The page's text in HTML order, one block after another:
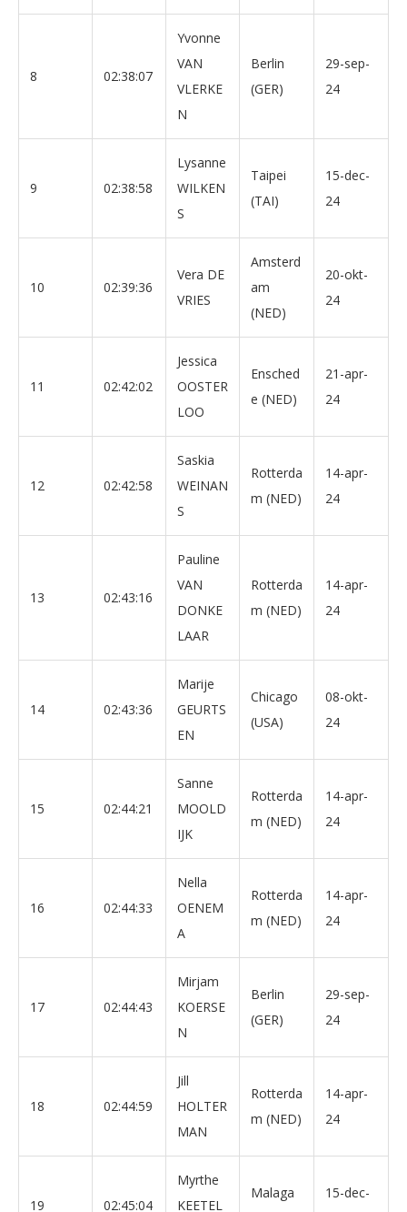
8 02:38:07
Yvonne
VAN
VLERKE
N
Berlin
(GER)
29-sep-
24
9 02:38:58
Lysanne
WILKEN
S
Taipei
(TAI)
15-dec-
24
10 02:39:36
Vera DE
VRIES
Amsterd
am
(NED)
20-okt-
24
11 02:42:02
Jessica
OOSTER
LOO
Ensched
e (NED)
21-apr-
24
12 02:42:58
Saskia
WEINAN
S
Rotterda
m (NED)
14-apr-
24
13 02:43:16
Pauline
VAN
DONKE
LAAR
Rotterda
m (NED)
14-apr-
24
14 02:43:36
Marije
GEURTS
EN
Chicago
(USA)
08-okt-
24
15 02:44:21
Sanne
MOOLD
IJK
Rotterda
m (NED)
14-apr-
24
16 02:44:33
Nella
OENEM
A
Rotterda
m (NED)
14-apr-
24
17 02:44:43
Mirjam
KOERSE
N
Berlin
(GER)
29-sep-
24
18 02:44:59
Jill
HOLTER
MAN
Rotterda
m (NED)
14-apr-
24
19 02:45:04
Myrthe
KEETEL
Malaga
15-dec-